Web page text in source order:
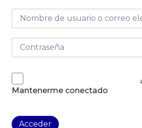
Mantenerme conectado
Acceder
Curso Virtual de
Producción de
$40,00